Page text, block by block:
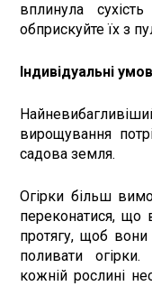
вплинула
обприскуйте їх з
Індивідуальні
вирощування
садова земля.
Огірки більш
переконатися, що
протягу, щоб
поливати
кожній рослині